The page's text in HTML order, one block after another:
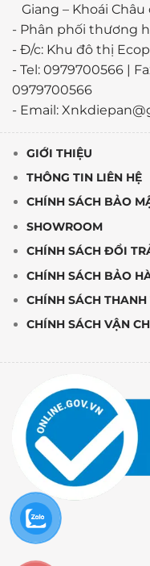
Giang – Khoái
- Phân phối thương
- Đ/c: Khu đô thị
- Tel: 0979700566 |
0979700566
- Email:
GIỚI THIỆU
THÔNG TIN LIÊN HỆ
CHÍNH SÁCH BẢO
SHOWROOM
CHÍNH SÁCH ĐỔI
CHÍNH SÁCH BẢO
CHÍNH SÁCH
CHÍNH SÁCH VẬN